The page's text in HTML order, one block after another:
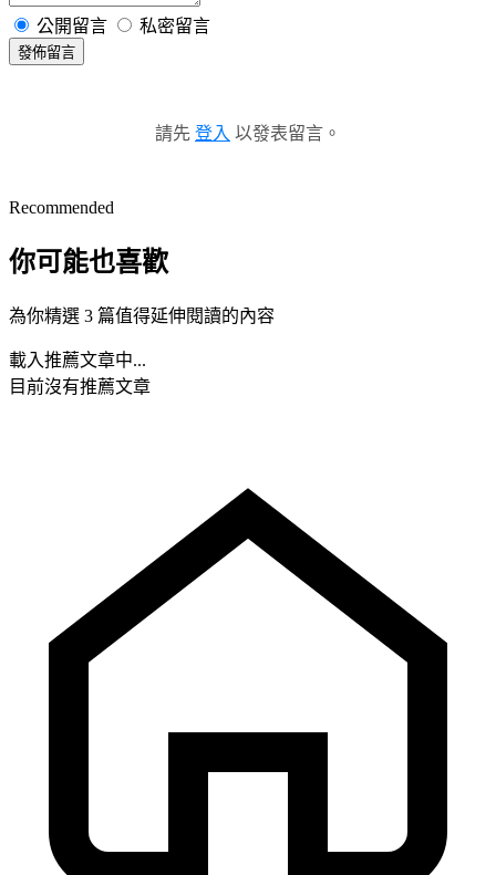
公開留言 私密留言
發佈留言
請先 登入 以發表留言。
Recommended
你可能也喜歡
為你精選 3 篇值得延伸閱讀的內容
載入推薦文章中...
目前沒有推薦文章